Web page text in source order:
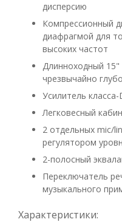
дисперсию
Компрессионный
диафрагмой для
высоких частот
Длинноходный 15"
чрезвычайно
Усилитель класса-
Легковесный
2 отдельных mic/
регулятором
2-полосный
Переключатель
музыкального
Характеристики: